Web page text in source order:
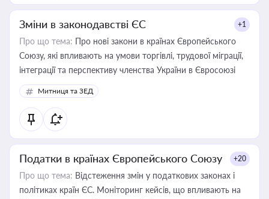
Зміни в законодавстві ЄС +1
Про що тема: Про нові закони в країнах Європейського
Союзу, які впливають на умови торгівлі, трудової міграції,
інтеграції та перспективу членства України в Євросоюзі
Митниця та ЗЕД
Податки в країнах Європейського Союзу +20
Про що тема: Відстеження змін у податкових законах і
політиках країн ЄС. Моніторинг кейсів, що впливають на